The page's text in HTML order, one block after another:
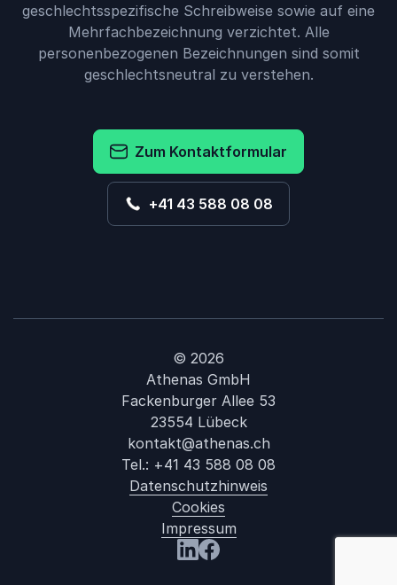
geschlechtsspezifische Schreibweise sowie auf eine
Mehrfachbezeichnung verzichtet. Alle
personenbezogenen Bezeichnungen sind somit
geschlechtsneutral zu verstehen.
Zum Kontaktformular
+41 43 588 08 08
© 2026
Athenas GmbH
Fackenburger Allee 53
23554 Lübeck
kontakt@athenas.ch
Tel.: +41 43 588 08 08
Datenschutzhinweis
Cookies
Impressum